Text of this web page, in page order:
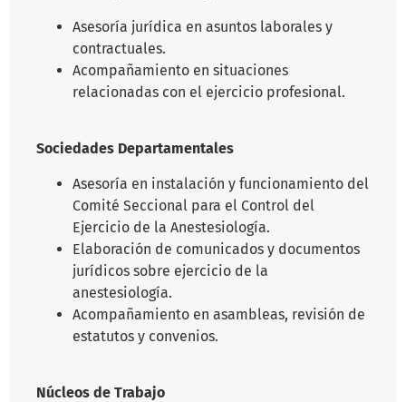
Asesoría jurídica en asuntos laborales y
contractuales.
Acompañamiento en situaciones
relacionadas con el ejercicio profesional.
Sociedades Departamentales
Asesoría en instalación y funcionamiento del
Comité Seccional para el Control del
Ejercicio de la Anestesiología.
Elaboración de comunicados y documentos
jurídicos sobre ejercicio de la
anestesiología.
Acompañamiento en asambleas, revisión de
estatutos y convenios.
Núcleos de Trabajo